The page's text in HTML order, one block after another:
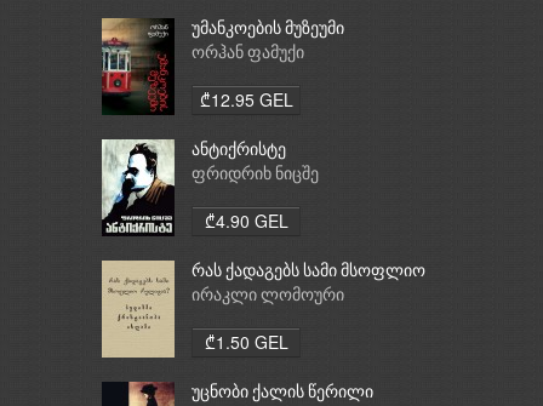
უმანკოების მუზეუმი
ორჰან ფამუქი
₾12.95 GEL
ანტიქრისტე
ფრიდრიხ ნიცშე
₾4.90 GEL
რას ქადაგებს სამი მსოფლიო
რელიგია: ბუდიზმი,
ირაკლი ლომოური
₾1.50 GEL
უცნობი ქალის წერილი